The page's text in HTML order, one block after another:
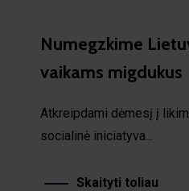
Numegzkime
vaikams migdukus
Atkreipdami dėmesį į
socialinė iniciatyva...
Skaityti toliau